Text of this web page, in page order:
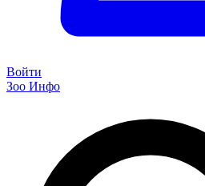
Войти
Зоо Инфо